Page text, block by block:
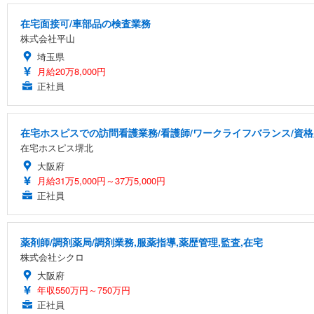
在宅面接可/車部品の検査業務
株式会社平山
埼玉県
月給20万8,000円
正社員
在宅ホスピスでの訪問看護業務/看護師/ワークライフバランス/資
在宅ホスピス堺北
大阪府
月給31万5,000円～37万5,000円
正社員
薬剤師/調剤薬局/調剤業務,服薬指導,薬歴管理,監査,在宅
株式会社シクロ
大阪府
年収550万円～750万円
正社員